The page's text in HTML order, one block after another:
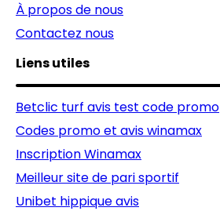
À propos de nous
Contactez nous
Liens utiles
Betclic turf avis test code promo
Codes promo et avis winamax
Inscription Winamax
Meilleur site de pari sportif
Unibet hippique avis